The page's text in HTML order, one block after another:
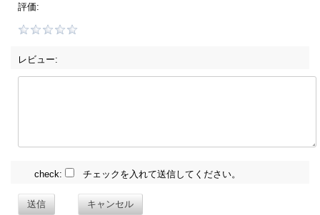
評価:
レビュー:
check: チェックを入れて送信してください。
送信 キャンセル